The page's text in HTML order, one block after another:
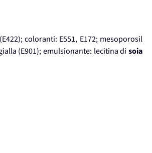
coloranti: E551, E172; mesoporosil
(E901); emulsionante: lecitina disoia